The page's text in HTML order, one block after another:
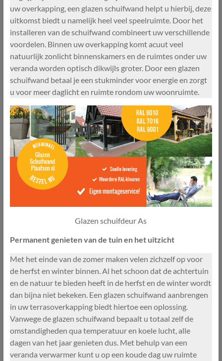
uw overkapping, een glazen schuifwand helpt u hierbij, deze
uitkomst biedt u namelijk heel veel speelruimte. Door het
installeren van de schuifwand combineert uw verschillende
voordelen. Binnen uw overkapping komt acuut veel
natuurlijk zonlicht binnenskamers en de ruimtes onder uw
veranda worden optisch dikwijls groter. Door een glazen
schuifwand betaal je een stukminder voor energie en zorgt
u voor meer daglicht en ruimte rondom uw woonruimte.
Glazen schuifdeur As
Permanent genieten van de tuin en het uitzicht
Met het einde van de zomer maken velen zichzelf op voor
de herfst en winter binnen. Al het schoon dat de achtertuin
en de natuur te bieden heeft in de herfst en de winter wordt
dan bijna niet bekeken. Een glazen schuifwand aanbrengen
in uw terrasoverkapping biedt hiertoe een oplossing.
Vanwege de glazen schuifwand bepaalt u totaal zelf de
omstandigheden qua temperatuur en koele lucht, alle
dagen van het jaar genieten dus. Met behulp van een
veranda verwarmer kunt u op een koude dag uw ruimte